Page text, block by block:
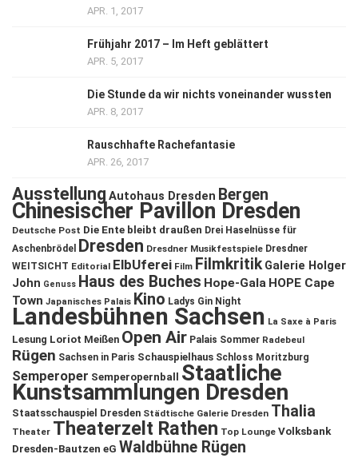
APR. 1, 2017
Frühjahr 2017 – Im Heft geblättert
APR. 5, 2017
Die Stunde da wir nichts voneinander wussten
APR. 8, 2017
Rauschhafte Rachefantasie
APR. 26, 2017
Ausstellung Autohaus Dresden Bergen
Chinesischer Pavillon Dresden
Deutsche Post Die Ente bleibt draußen Drei Haselnüsse für
Aschenbrödel
Dresden Dresdner Musikfestspiele Dresdner
WEITSICHT Editorial ElbUferei Film Filmkritik Galerie Holger
John Genuss Haus des Buches Hope-Gala HOPE Cape
Town Japanisches Palais Kino Ladys Gin Night
Landesbühnen Sachsen La Saxe à Paris
Lesung Loriot Meißen Open Air Palais Sommer Radebeul
Rügen Sachsen in Paris Schauspielhaus Schloss Moritzburg
Semperoper Semperopernball Staatliche
Kunstsammlungen Dresden
Staatsschauspiel Dresden Städtische Galerie Dresden Thalia
Theater Theaterzelt Rathen Top Lounge Volksbank
Dresden-Bautzen eG Waldbühne Rügen